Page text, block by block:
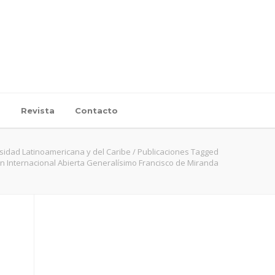
Revista Contacto
Latinoamericana y del Caribe / Publicaciones Tagged
Internacional Abierta Generalísimo Francisco de Miranda